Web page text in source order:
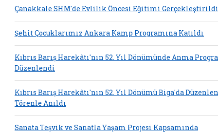
Çanakkale SHM'de Evlilik Öncesi Eğitimi Gerçekleştirildi
Şehit Çocuklarımız Ankara Kamp Programına Katıldı
Kıbrıs Barış Harekâtı'nın 52. Yıl Dönümünde Anma
Düzenlendi
Kıbrıs Barış Harekâtı'nın 52. Yıl Dönümü Biga'da
Törenle Anıldı
Sanata Teşvik ve Sanatla Yaşam Projesi Kapsamında